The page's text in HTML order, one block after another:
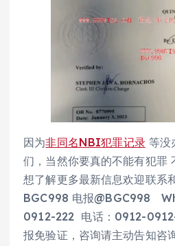
因为非同名NBI犯罪记录等没
们，当然你要真的不能有犯罪
想了解更多最新信息欢迎联系
BGC998 电报@BGC998
0912-222 电话：0912-
报免验证，咨询请主动告知咨